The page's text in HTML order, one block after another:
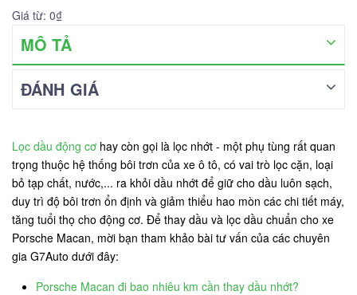
Giá từ: 0₫
MÔ TẢ
ĐÁNH GIÁ
Lọc dầu động cơ hay còn gọi là lọc nhớt - một phụ tùng rất quan
trọng thuộc hệ thống bôi trơn của xe ô tô, có vai trò lọc cặn, loại
bỏ tạp chất, nước,... ra khỏi dầu nhớt để giữ cho dầu luôn sạch,
duy trì độ bôi trơn ổn định và giảm thiểu hao mòn các chi tiết máy,
tăng tuổi thọ cho động cơ. Để thay dầu và lọc dầu chuẩn cho xe
Porsche Macan, mời bạn tham khảo bài tư vấn của các chuyên
gia G7Auto dưới đây:
Porsche Macan đi bao nhiêu km cần thay dầu nhớt?